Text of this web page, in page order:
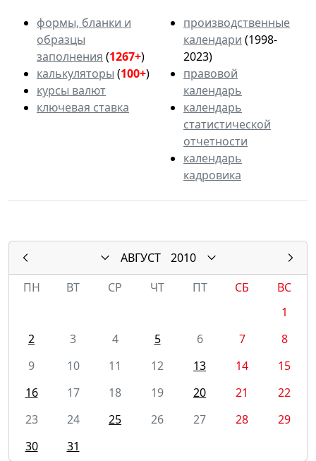
формы, бланки и
образцы
заполнения (1267+)
калькуляторы (100+)
курсы валют
ключевая ставка
производственные
календари (1998-
2023)
правовой
календарь
календарь
статистической
отчетности
календарь
кадровика
АВГУСТ
2010
ПН
ВТ СР ЧТ ПТ СБ
ВС
1
2
3 4 5 6 7
8
9
10 11 12 13 14
15
16
17 18 19 20 21
22
23
24 25 26 27 28
29
30
31